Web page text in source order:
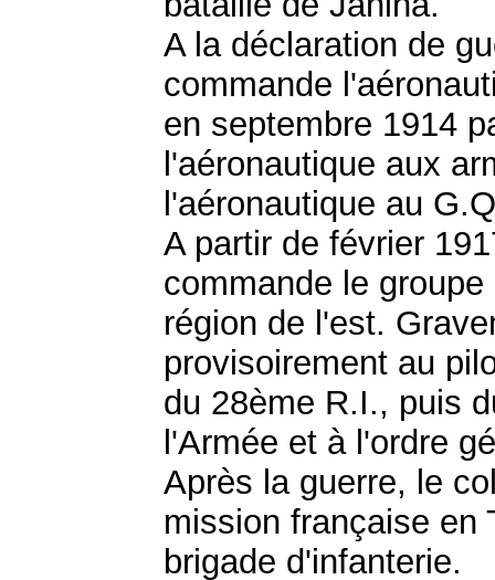
A la déclaration de
commande
en septembre 1914
l'aéronautique aux
l'aéronautique au
A partir de février
commande le
région de l'est.
provisoirement au
du 28ème R.I., puis
l'Armée et à l'ordre
Après la guerre, le
mission française en
brigade d'infanterie.